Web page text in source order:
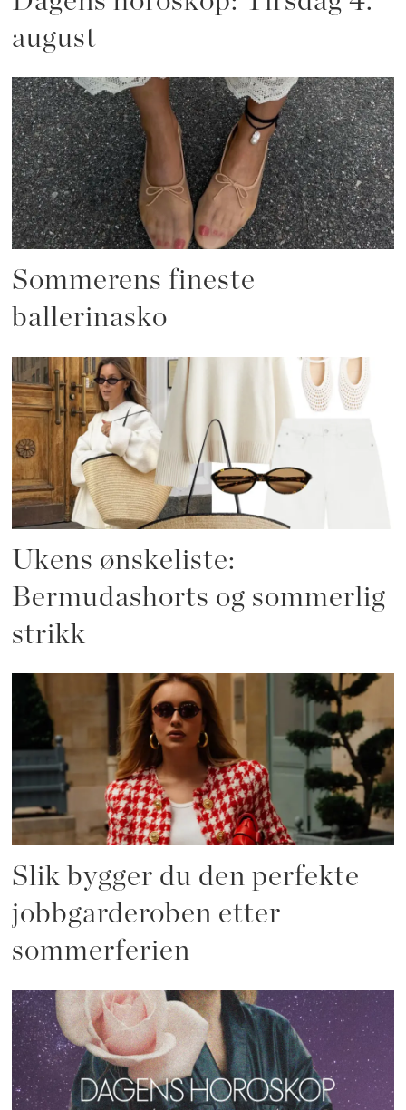
august
Sommerens fineste
ballerinasko
Ukens ønskeliste:
Bermudashorts og sommerlig
strikk
Slik bygger du den perfekte
jobbgarderoben etter
sommerferien